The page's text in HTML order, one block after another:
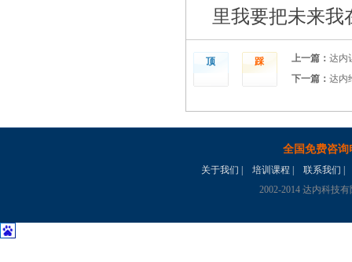
里我要把未来
顶 踩 上一篇： 达内
下一篇： 达内
全国免费咨询
关于我们 培训课程 联系我们
2002-2014 达内科技